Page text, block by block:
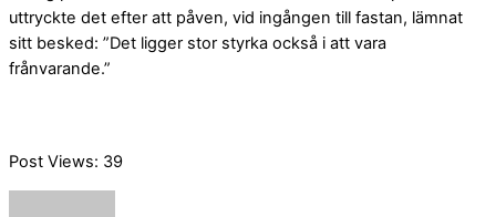
uttryckte det efter att påven, vid ingången till fastan, lämnat
sitt besked: ”Det ligger stor styrka också i att vara
frånvarande.”
Post Views: 39